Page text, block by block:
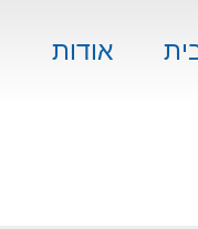
אודות